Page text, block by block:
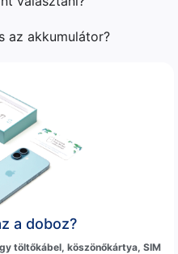
az akkumulátor?
a doboz?
töltőkábel, köszönőkártya, SIM